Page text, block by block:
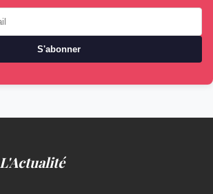
S'abonner
L'Actualité